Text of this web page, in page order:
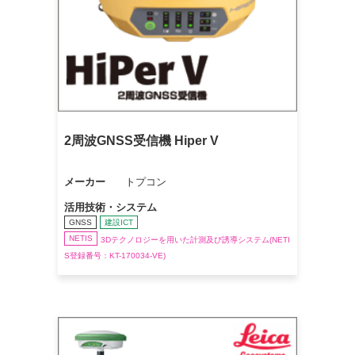
2周波GNSS受信機 Hiper V
メーカー トプコン
活用技術・システム
GNSS
建設ICT
NETIS
3Dテクノロジーを用いた計測及び誘導システム(NETI
S登録番号：KT-170034-VE)